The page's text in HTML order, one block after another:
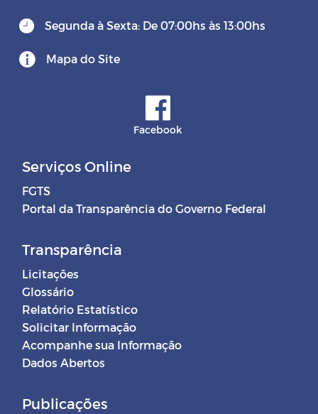
Segunda à Sexta: De 07:00hs às 13:00hs
Mapa do Site
Facebook
Serviços Online
FGTS
Portal da Transparência do Governo Federal
Transparência
Licitações
Glossário
Relatório Estatístico
Solicitar Informação
Acompanhe sua Informação
Dados Abertos
Publicações